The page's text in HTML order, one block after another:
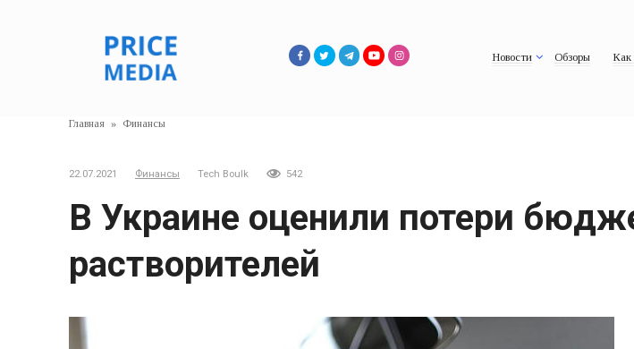
Новости Обзоры Как
Главная » Финансы
22.07.2021 Финансы Tech Boulk 542
В Украине оценили потери
растворителей